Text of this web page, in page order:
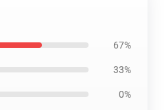
67%
33%
0%